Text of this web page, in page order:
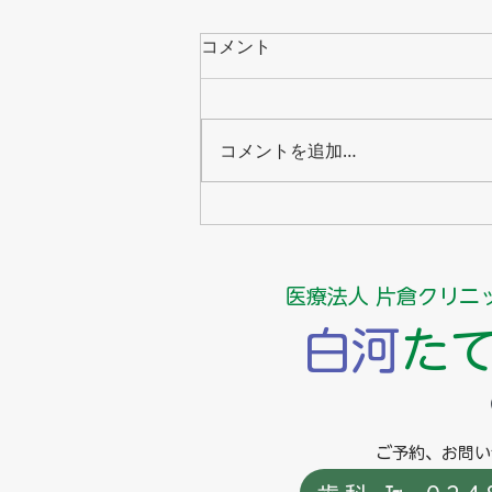
コメント
コメントを追加…
医療法人 片倉クリニ
白河 た
ご予約、お問